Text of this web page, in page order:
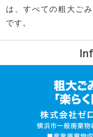
は、すべての粗大ご
です。
ご利用の流れ
運営会社